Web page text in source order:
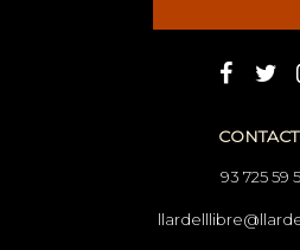
93 725 59